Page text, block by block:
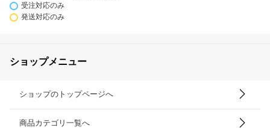
受注対応のみ
発送対応のみ
ショップメニュー
ショップのトップページへ
商品カテゴリ一覧へ